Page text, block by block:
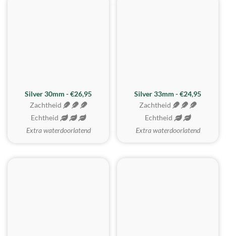
Silver 30mm - €26,95
Zachtheid
Echtheid
Extra waterdoorlatend
Silver 33mm - €24,95
Zachtheid
Echtheid
Extra waterdoorlatend